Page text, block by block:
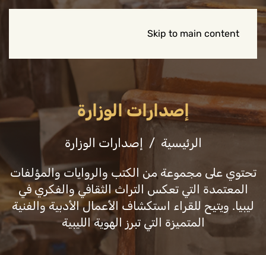
Skip to main content
إصدارات الوزارة
الرئيسية إصدارات الوزارة
تحتوي على مجموعة من الكتب والروايات والمؤلفات
المعتمدة التي تعكس التراث الثقافي والفكري في
ليبيا. ويتيح للقراء استكشاف الأعمال الأدبية والفنية
المتميزة التي تبرز الهوية الليبية